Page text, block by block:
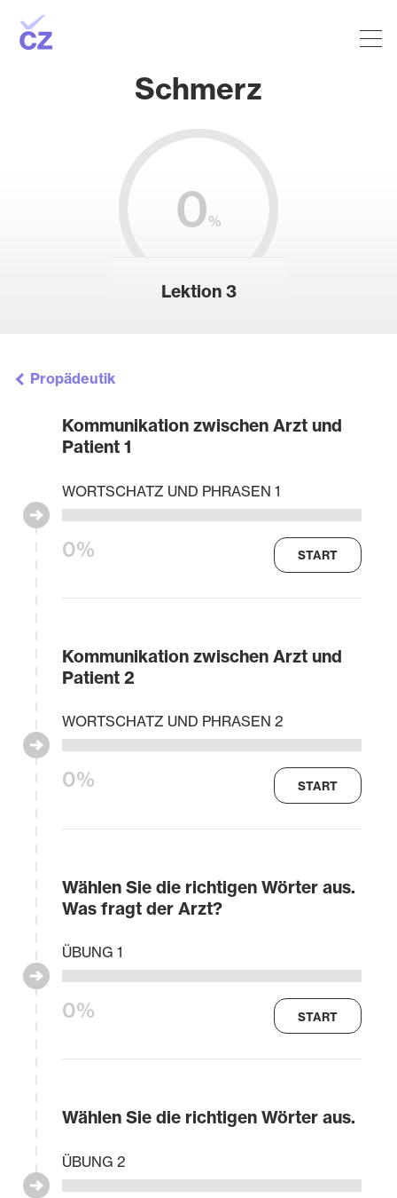
Schmerz
0%
Lektion 3
Propädeutik
Kommunikation zwischen Arzt und
Patient 1
0%
WORTSCHATZ UND PHRASEN 1
START
Kommunikation zwischen Arzt und
Patient 2
0%
WORTSCHATZ UND PHRASEN 2
START
Wählen Sie die richtigen Wörter aus.
Was fragt der Arzt?
0%
ÜBUNG 1
START
Wählen Sie die richtigen Wörter aus.
ÜBUNG 2